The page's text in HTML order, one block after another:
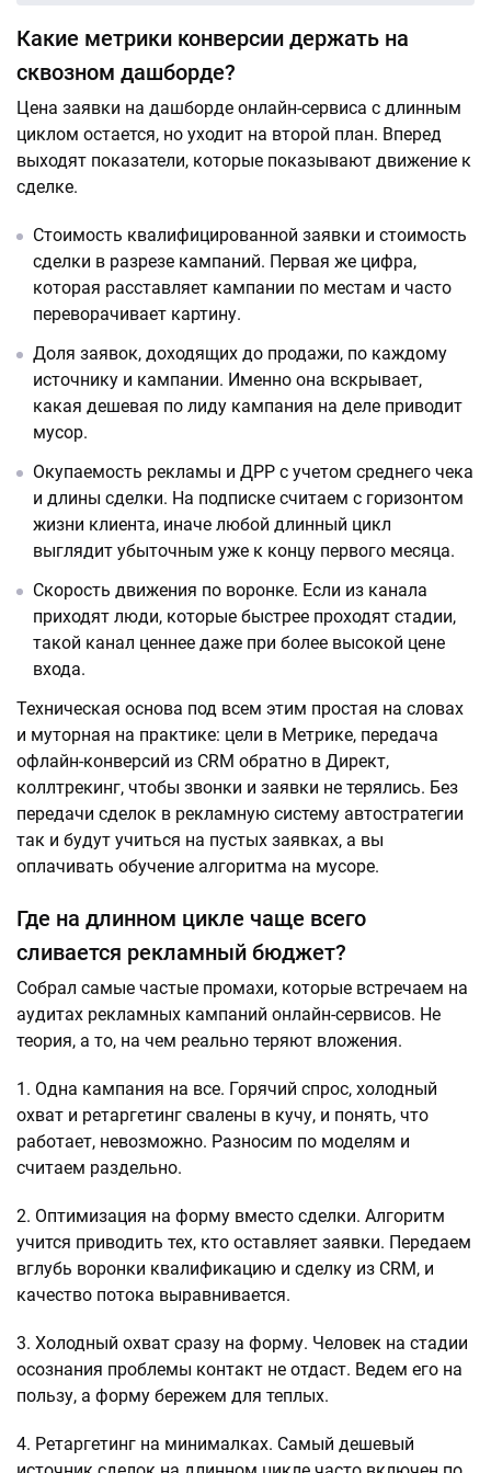
Какие метрики конверсии держать на
сквозном дашборде?
Цена заявки на дашборде онлайн-сервиса с длинным
циклом остается, но уходит на второй план. Вперед
выходят показатели, которые показывают движение к
сделке.
Стоимость квалифицированной заявки и стоимость
сделки в разрезе кампаний. Первая же цифра,
которая расставляет кампании по местам и часто
переворачивает картину.
Доля заявок, доходящих до продажи, по каждому
источнику и кампании. Именно она вскрывает,
какая дешевая по лиду кампания на деле приводит
мусор.
Окупаемость рекламы и ДРР с учетом среднего чека
и длины сделки. На подписке считаем с горизонтом
жизни клиента, иначе любой длинный цикл
выглядит убыточным уже к концу первого месяца.
Скорость движения по воронке. Если из канала
приходят люди, которые быстрее проходят стадии,
такой канал ценнее даже при более высокой цене
входа.
Техническая основа под всем этим простая на словах
и муторная на практике: цели в Метрике, передача
офлайн-конверсий из CRM обратно в Директ,
коллтрекинг, чтобы звонки и заявки не терялись. Без
передачи сделок в рекламную систему автостратегии
так и будут учиться на пустых заявках, а вы
оплачивать обучение алгоритма на мусоре.
Где на длинном цикле чаще всего
сливается рекламный бюджет?
Собрал самые частые промахи, которые встречаем на
аудитах рекламных кампаний онлайн-сервисов. Не
теория, а то, на чем реально теряют вложения.
1. Одна кампания на все. Горячий спрос, холодный
охват и ретаргетинг свалены в кучу, и понять, что
работает, невозможно. Разносим по моделям и
считаем раздельно.
2. Оптимизация на форму вместо сделки. Алгоритм
учится приводить тех, кто оставляет заявки. Передаем
вглубь воронки квалификацию и сделку из CRM, и
качество потока выравнивается.
3. Холодный охват сразу на форму. Человек на стадии
осознания проблемы контакт не отдаст. Ведем его на
пользу, а форму бережем для теплых.
4. Ретаргетинг на минималках. Самый дешевый